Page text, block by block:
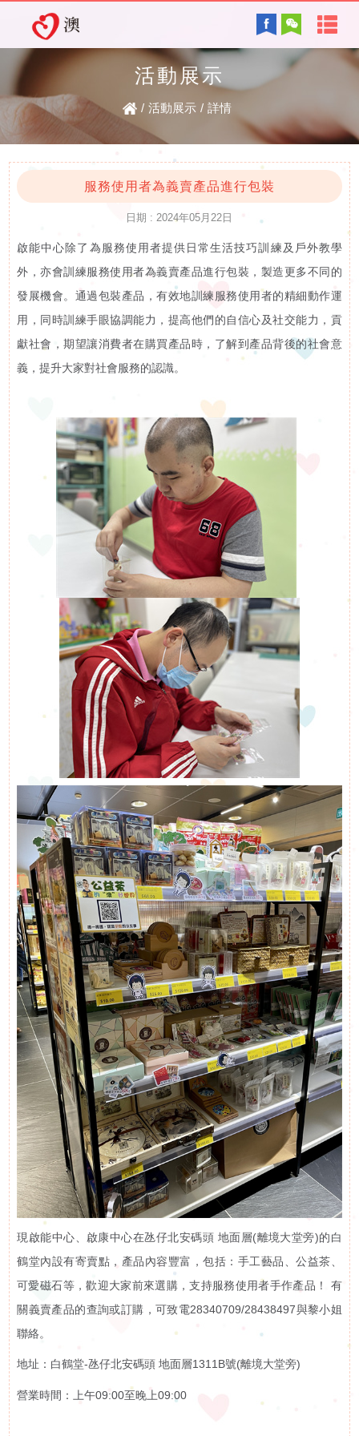
首
頁
關
於
協會背景及方針
服務內容
智障的認識
電子讀物
會
資
最新資訊
復康資訊
活動預告
構
啟智早期訓練中心
啟康中心
心明治小食店
支
持
我
們
入
會
申
請
聯
絡
我
們
招聘信息
相關鏈接
聯絡我們
English
活動展示
/ 活動展示 / 詳情
服務使用者為義賣產品進行包裝
日期 : 2024年05月22日
啟能中心除了為服務使用者提供日常生活技巧訓練及戶外教學
外，亦會訓練服務使用者為義賣產品進行包裝，製造更多不同的
發展機會。通過包裝產品，有效地訓練服務使用者的精細動作運
用，同時訓練手眼協調能力，提高他們的自信心及社交能力，貢
獻社會，期望讓消費者在購買產品時，了解到產品背後的社會意
義，提升大家對社會服務的認識。
現啟能中心、啟康中心在氹仔北安碼頭 地面層(離境大堂旁)的白
鶴堂內設有寄賣點，產品內容豐富，包括：手工藝品、公益茶、
可愛磁石等，歡迎大家前來選購，支持服務使用者手作產品！ 有
關義賣產品的查詢或訂購，可致電28340709/28438497與黎小姐
聯絡。
地址：白鶴堂-氹仔北安碼頭 地面層1311B號(離境大堂旁)
營業時間：上午09:00至晚上09:00